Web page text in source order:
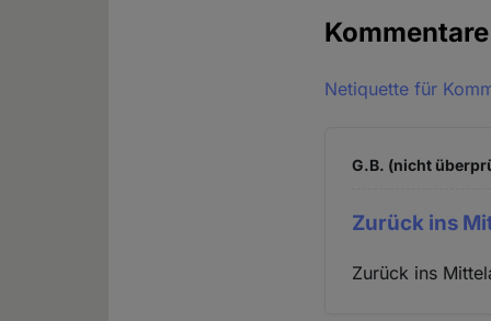
Kommentare
Netiquette für
G.B. (nicht
Zurück ins
Zurück ins